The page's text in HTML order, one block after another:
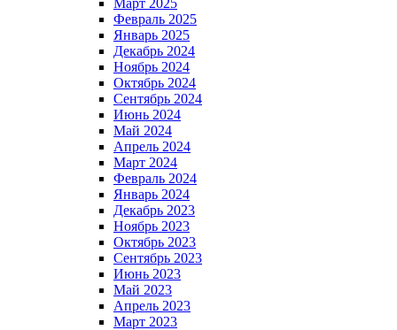
Март 2025
Февраль 2025
Январь 2025
Декабрь 2024
Ноябрь 2024
Октябрь 2024
Сентябрь 2024
Июнь 2024
Май 2024
Апрель 2024
Март 2024
Февраль 2024
Январь 2024
Декабрь 2023
Ноябрь 2023
Октябрь 2023
Сентябрь 2023
Июнь 2023
Май 2023
Апрель 2023
Март 2023